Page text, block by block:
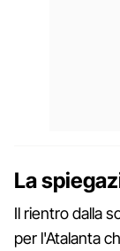
La
Il rientro dalla
per l'Atalanta